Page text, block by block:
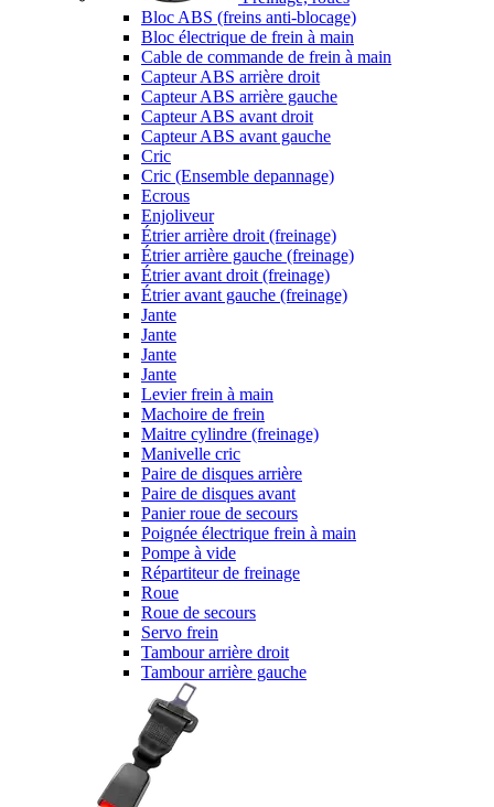
Bloc ABS (freins anti-blocage)
Bloc électrique de frein à main
Cable de commande de frein à main
Capteur ABS arrière droit
Capteur ABS arrière gauche
Capteur ABS avant droit
Capteur ABS avant gauche
Cric
Cric (Ensemble depannage)
Ecrous
Enjoliveur
Étrier arrière droit (freinage)
Étrier arrière gauche (freinage)
Étrier avant droit (freinage)
Étrier avant gauche (freinage)
Jante
Jante
Jante
Jante
Levier frein à main
Machoire de frein
Maitre cylindre (freinage)
Manivelle cric
Paire de disques arrière
Paire de disques avant
Panier roue de secours
Poignée électrique frein à main
Pompe à vide
Répartiteur de freinage
Roue
Roue de secours
Servo frein
Tambour arrière droit
Tambour arrière gauche